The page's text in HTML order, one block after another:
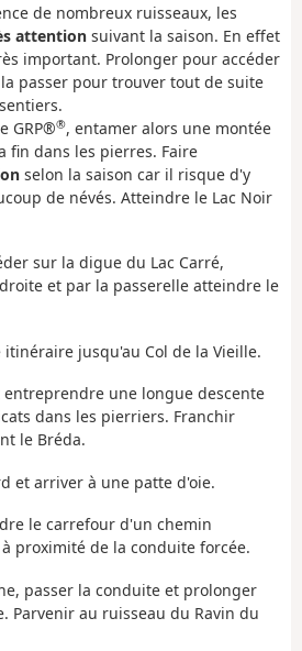
de nombreux ruisseaux, les
attention suivant la saison. En effet
important. Prolonger pour accéder
passer pour trouver tout de suite
GRP®®, entamer alors une montée
fin dans les pierres. Faire
selon la saison car il risque d'y
de névés. Atteindre le Lac Noir
sur la digue du Lac Carré,
et par la passerelle atteindre le
jusqu'au Col de la Vieille.
une longue descente
dans les pierriers. Franchir
le Bréda.
et arriver à une patte d'oie.
le carrefour d'un chemin
proximité de la conduite forcée.
passer la conduite et prolonger
Parvenir au ruisseau du Ravin du